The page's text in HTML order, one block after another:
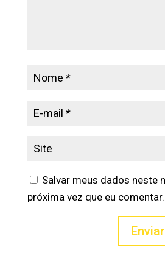
Salvar meus dados neste
próxima vez que eu comentar.